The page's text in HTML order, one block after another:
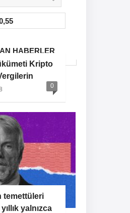
HABERLER
Kripto
0
temettüleri
yalnızca